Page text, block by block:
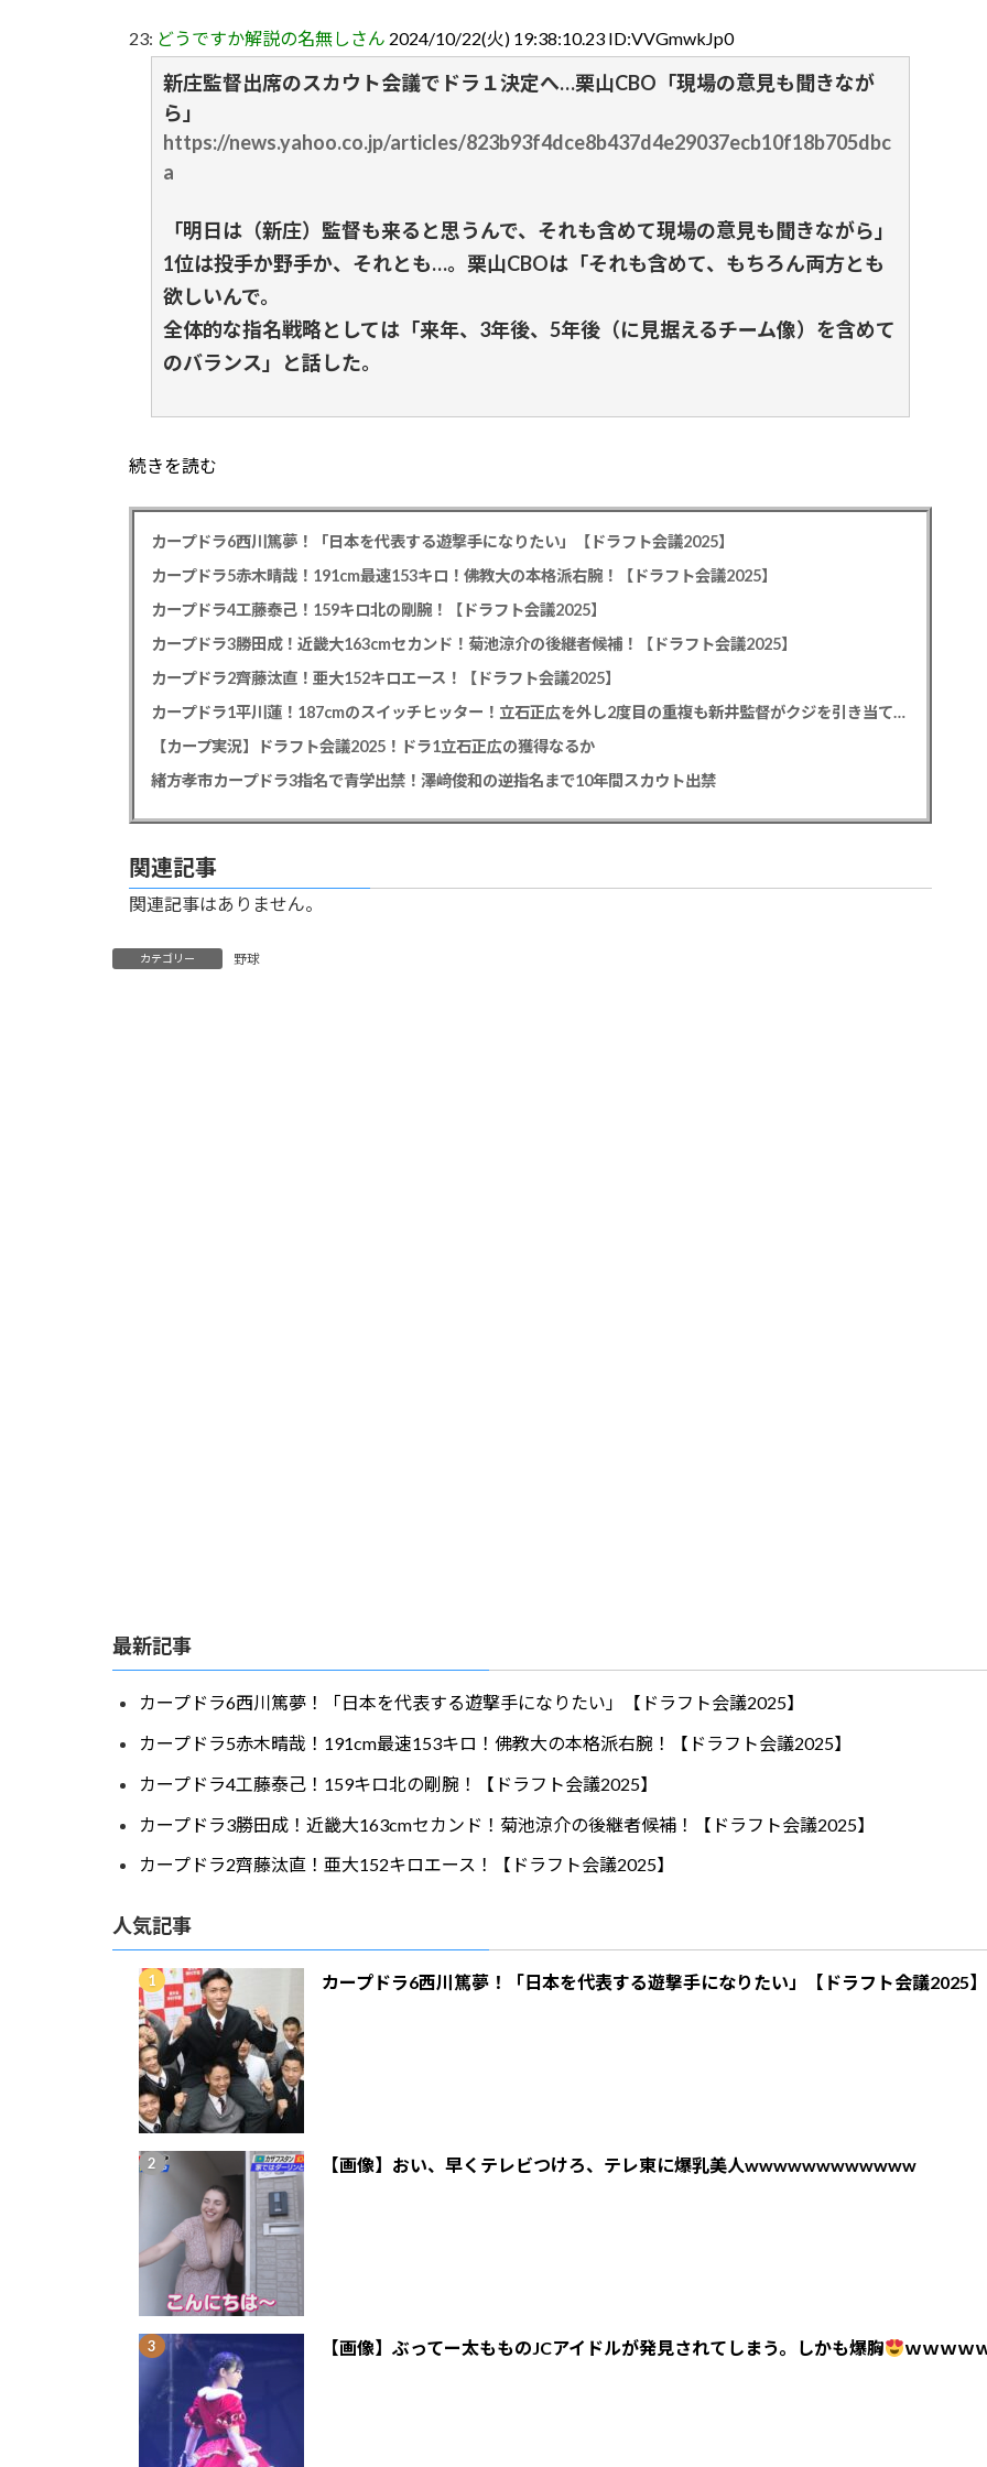
23: どうですか解説の名無しさん 2024/10/22(火) 19:38:10.23 ID:VVGmwkJp0
新庄監督出席のスカウト会議でドラ１決定へ…栗山CBO「現場の意見も聞きなが
ら」
https://news.yahoo.co.jp/articles/823b93f4dce8b437d4e29037ecb10f18b705dbc
a
「明日は（新庄）監督も来ると思うんで、それも含めて現場の意見も聞きながら」
1位は投手か野手か、それとも…。栗山CBOは「それも含めて、もちろん両方とも
欲しいんで。
全体的な指名戦略としては「来年、3年後、5年後（に見据えるチーム像）を含めて
のバランス」と話した。
続きを読む
カープドラ6西川篤夢！「日本を代表する遊撃手になりたい」【ドラフト会議2025】
カープドラ5赤木晴哉！191cm最速153キロ！佛教大の本格派右腕！【ドラフト会議2025】
カープドラ4工藤泰己！159キロ北の剛腕！【ドラフト会議2025】
カープドラ3勝田成！近畿大163cmセカンド！菊池涼介の後継者候補！【ドラフト会議2025】
カープドラ2齊藤汰直！亜大152キロエース！【ドラフト会議2025】
カープドラ1平川蓮！187cmのスイッチヒッター！立石正広を外し2度目の重複も新井監督がクジを引き当てる！【ドラフト会議2025】
【カープ実況】ドラフト会議2025！ドラ1立石正広の獲得なるか
緒方孝市カープドラ3指名で青学出禁！澤﨑俊和の逆指名まで10年間スカウト出禁
関連記事
関連記事はありません。
カテゴリー 野球
最新記事
カープドラ6西川篤夢！「日本を代表する遊撃手になりたい」【ドラフト会議2025】
カープドラ5赤木晴哉！191cm最速153キロ！佛教大の本格派右腕！【ドラフト会議2025】
カープドラ4工藤泰己！159キロ北の剛腕！【ドラフト会議2025】
カープドラ3勝田成！近畿大163cmセカンド！菊池涼介の後継者候補！【ドラフト会議2025】
カープドラ2齊藤汰直！亜大152キロエース！【ドラフト会議2025】
人気記事
カープドラ6西川篤夢！「日本を代表する遊撃手になりたい」【ドラフト会議2025】
【画像】おい、早くテレビつけろ、テレ東に爆乳美人wwwwwwwwwwww
【画像】ぶってー太もものJCアイドルが発見されてしまう。しかも爆胸 ｗｗｗｗ